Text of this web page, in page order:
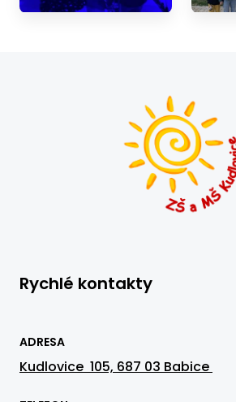
Rychlé kontakty
ADRESA
Kudlovice 105, 687 03 Babice